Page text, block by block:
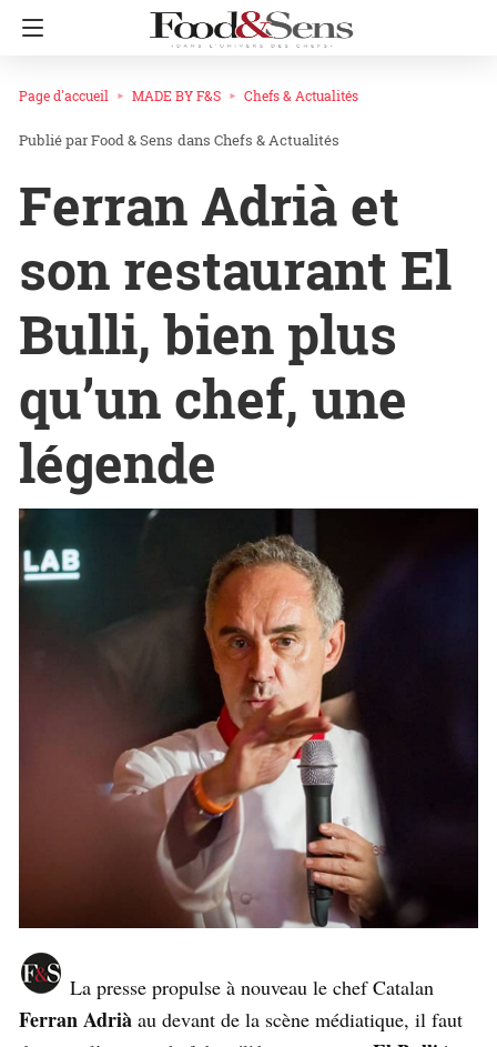
Page d'accueil MADE BY F&S Chefs & Actualités
Food & Sens dans Chefs & Actualités
Ferran Adrià et
son restaurant El
Bulli, bien plus
qu’un chef, une
légende
La presse propulse à nouveau le chef Catalan
Ferran Adrià au devant de la scène médiatique, il faut